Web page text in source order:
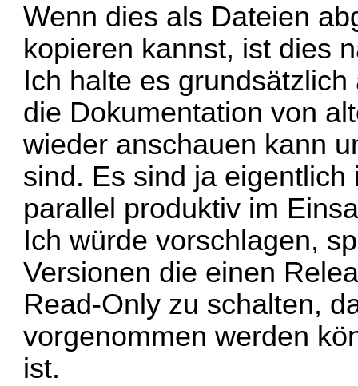
Wenn dies als Dateien
kopieren kannst, ist dies
Ich halte es
die Dokumentation von
wieder anschauen kann
sind. Es sind ja
parallel produktiv im
Ich würde vorschlagen,
Versionen die einen
Read-Only zu schalten,
vorgenommen werden
ist.